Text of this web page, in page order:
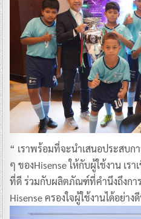
“ เราพร้อมที่จะนำเสนอประสบก
ๆ ของHisense ให้กับผู้ใช้งาน เร
ที่ดี ร่วมกับผลิตภัณฑ์ที่คำนึงถึงกา
Hisense ครองใจผู้ใช้งานได้อย่าง